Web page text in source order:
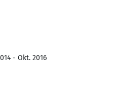
- Okt. 2016